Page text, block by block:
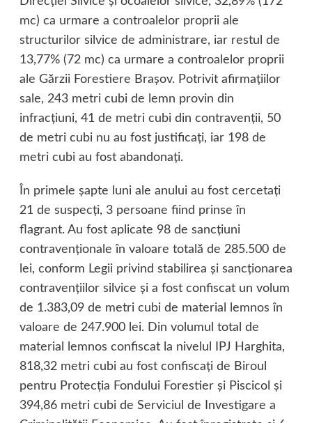
mc) ca urmare a controalelor proprii ale
structurilor silvice de administrare, iar restul de
13,77% (72 mc) ca urmare a controalelor proprii
ale Gărzii Forestiere Braşov. Potrivit afirmaţiilor
sale, 243 metri cubi de lemn provin din
infracţiuni, 41 de metri cubi din contravenţii, 50
de metri cubi nu au fost justificaţi, iar 198 de
metri cubi au fost abandonaţi.
În primele şapte luni ale anului au fost cercetaţi
21 de suspecţi, 3 persoane fiind prinse în
flagrant. Au fost aplicate 98 de sancţiuni
contravenţionale în valoare totală de 285.500 de
lei, conform Legii privind stabilirea şi sancţionarea
contravenţiilor silvice şi a fost confiscat un volum
de 1.383,09 de metri cubi de material lemnos în
valoare de 247.900 lei. Din volumul total de
material lemnos confiscat la nivelul IPJ Harghita,
818,32 metri cubi au fost confiscaţi de Biroul
pentru Protecţia Fondului Forestier şi Piscicol şi
394,86 metri cubi de Serviciul de Investigare a